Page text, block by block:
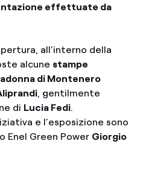
effettuate da
all’interno della
alcune stampe
di Montenero
, gentilmente
di Lucia Fedi.
e l’esposizione sono
Green Power Giorgio